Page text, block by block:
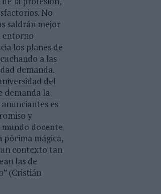
No
saldrán mejor
entorno
los planes de
a las
demanda.
del
demanda la
es
y
docente
pócima mágica,
un contexto tan
las de
(Cristián